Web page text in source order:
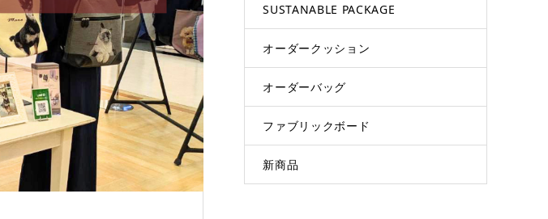
SUSTANABLE PACKAGE
オーダークッション
オーダーバッグ
ファブリックボード
新商品